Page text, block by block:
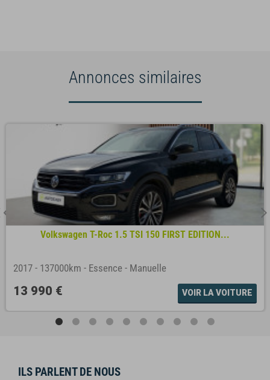
Annonces similaires
Volkswagen T-Roc 1.5 TSI 150 FIRST EDITION...
2017 - 137000km - Essence - Manuelle
13 990 € VOIR LA VOITURE
ILS PARLENT DE NOUS